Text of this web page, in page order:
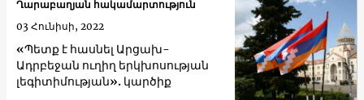
«Պետք է հասնել Արցախ-
Ադրբեջան ուղիղ երկխոսության
լեգիտիմության». կարծիք
Ղարաբաղյան հակամարտություն
03 Հունիսի, 2022